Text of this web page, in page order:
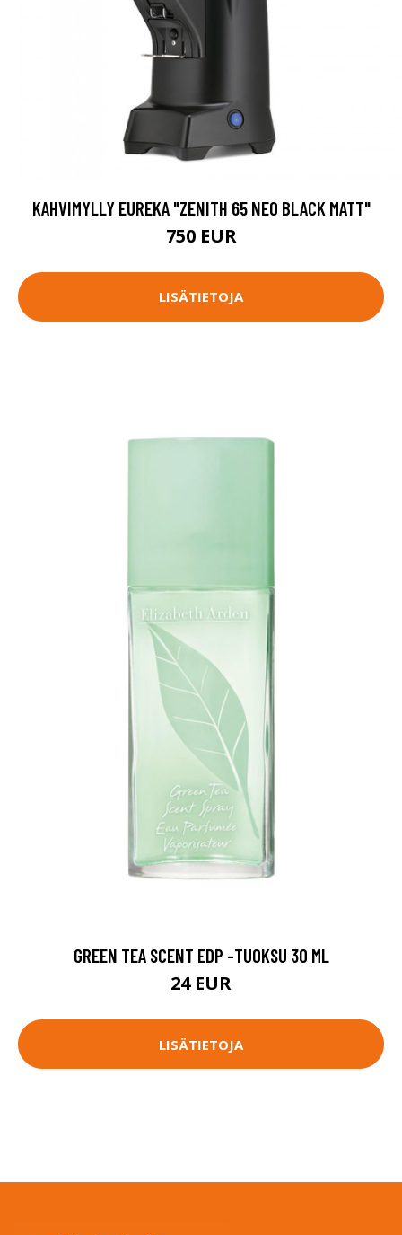
KAHVIMYLLY EUREKA "ZENITH 65 NEO BLACK MATT"
750 EUR
LISÄTIETOJA
GREEN TEA SCENT EDP -TUOKSU 30 ML
24 EUR
LISÄTIETOJA